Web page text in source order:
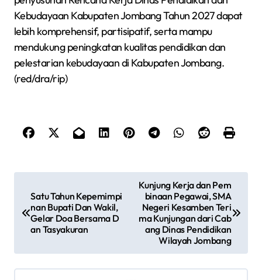
Kebudayaan Kabupaten Jombang Tahun 2027 dapat
lebih komprehensif, partisipatif, serta mampu
mendukung peningkatan kualitas pendidikan dan
pelestarian kebudayaan di Kabupaten Jombang.
(red/dra/rip)
g
Satu Tahun Kepemimpi
nan Bupati Dan Wakil,
Gelar Doa Bersama D
an Tasyakuran
Kunjung Kerja dan Pem
binaan Pegawai, SMA
Negeri Kesamben Teri
ma Kunjungan dari Cab
ang Dinas Pendidikan
Wilayah Jombang